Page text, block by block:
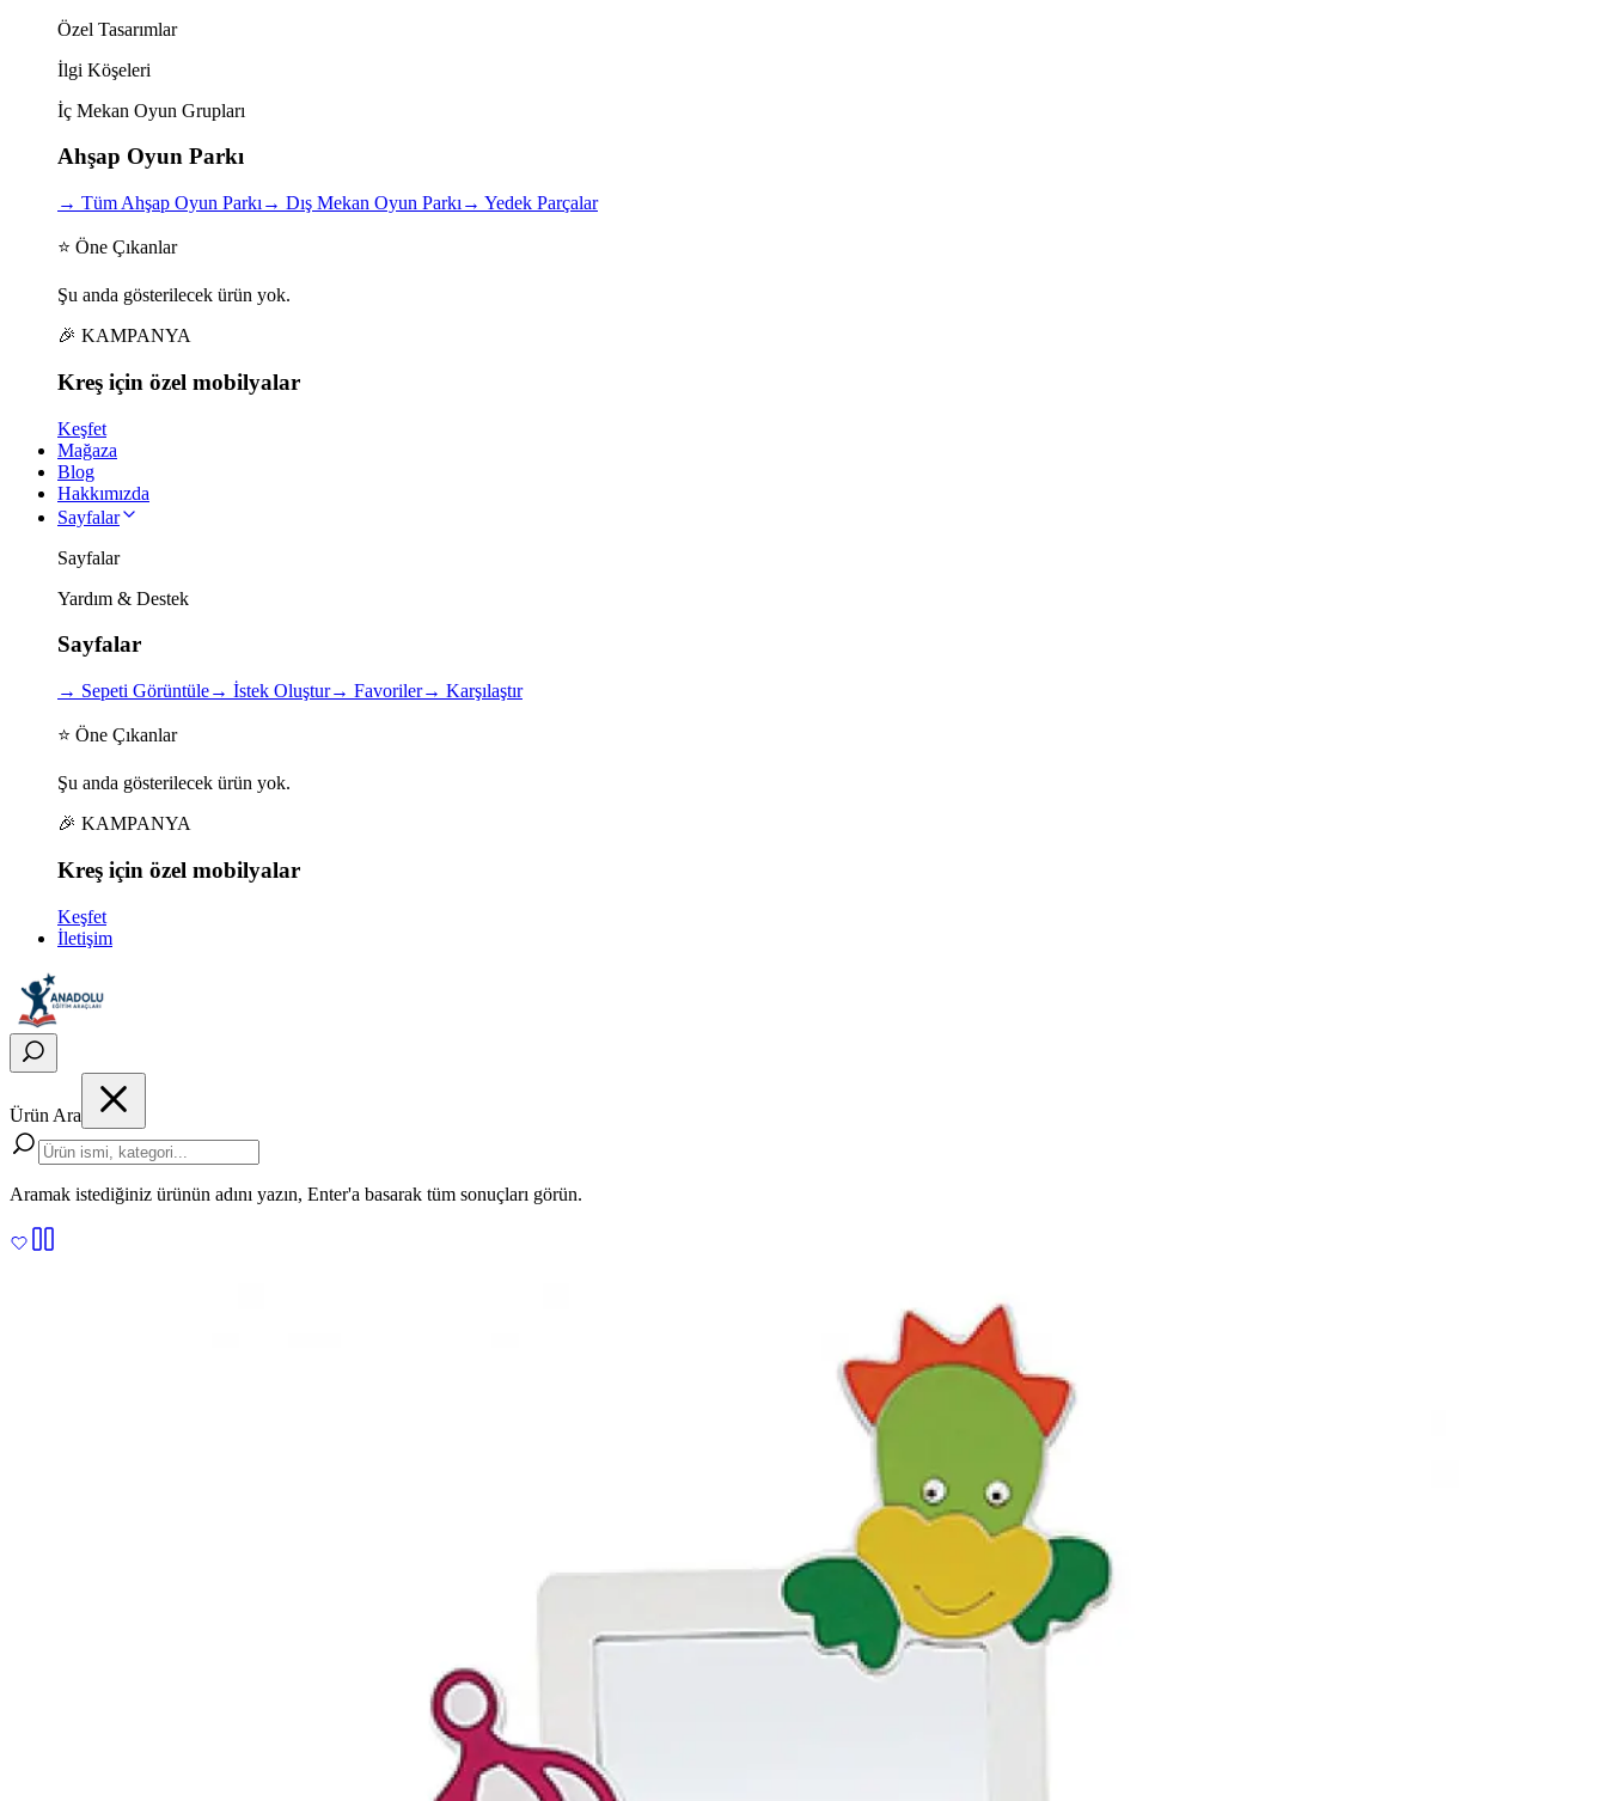
Özel Tasarımlar
İlgi Köşeleri
İç Mekan Oyun Grupları
Ahşap Oyun Parkı
→ Tüm Ahşap Oyun Parkı → Dış Mekan Oyun Parkı → Yedek Parçalar
⭐ Öne Çıkanlar
Şu anda gösterilecek ürün yok.
🎉 KAMPANYA
Kreş için özel mobilyalar
Keşfet
Mağaza
Blog
Hakkımızda
Sayfalar
Sayfalar
Yardım & Destek
Sayfalar
→ Sepeti Görüntüle→ İstek Oluştur→ Favoriler→ Karşılaştır
⭐ Öne Çıkanlar
Şu anda gösterilecek ürün yok.
🎉 KAMPANYA
Kreş için özel mobilyalar
Keşfet
İletişim
Ürün Ara
Aramak istediğiniz ürünün adını yazın, Enter'a basarak tüm sonuçları görün.